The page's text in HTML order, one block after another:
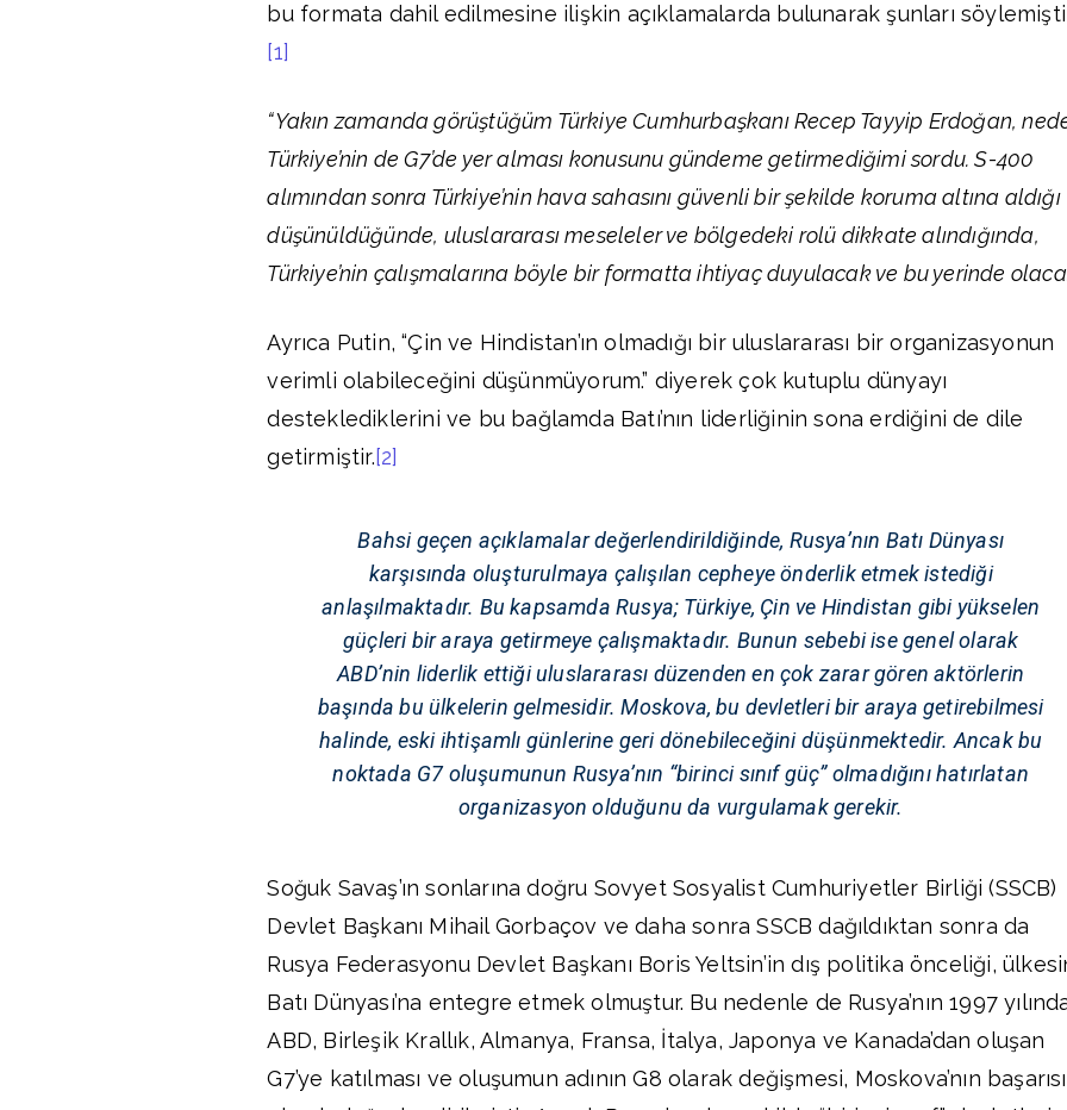
bu formata dahil edilmesine ilişkin açıklamalarda bulunarak şunları
[1]
“Yakın zamanda görüştüğüm Türkiye Cumhurbaşkanı Recep Tayyip Erdoğan,
Türkiye’nin de G7’de yer alması konusunu gündeme getirmediğimi sordu. S-400
alımından sonra Türkiye’nin hava sahasını güvenli bir şekilde koruma altına aldığı
düşünüldüğünde, uluslararası meseleler ve bölgedeki rolü dikkate alındığında,
Türkiye’nin çalışmalarına böyle bir formatta ihtiyaç duyulacak ve bu yerinde
Ayrıca Putin, “Çin ve Hindistan’ın olmadığı bir uluslararası bir organizasyonun
verimli olabileceğini düşünmüyorum.” diyerek çok kutuplu dünyayı
desteklediklerini ve bu bağlamda Batı’nın liderliğinin sona erdiğini de dile
getirmiştir.[2]
Bahsi geçen açıklamalar değerlendirildiğinde, Rusya’nın Batı Dünyası
karşısında oluşturulmaya çalışılan cepheye önderlik etmek istediği
anlaşılmaktadır. Bu kapsamda Rusya; Türkiye, Çin ve Hindistan gibi yükselen
güçleri bir araya getirmeye çalışmaktadır. Bunun sebebi ise genel olarak
ABD’nin liderlik ettiği uluslararası düzenden en çok zarar gören aktörlerin
başında bu ülkelerin gelmesidir. Moskova, bu devletleri bir araya getirebilmesi
halinde, eski ihtişamlı günlerine geri dönebileceğini düşünmektedir. Ancak bu
noktada G7 oluşumunun Rusya’nın “birinci sınıf güç” olmadığını hatırlatan
organizasyon olduğunu da vurgulamak gerekir.
Soğuk Savaş’ın sonlarına doğru Sovyet Sosyalist Cumhuriyetler Birliği (SSCB)
Devlet Başkanı Mihail Gorbaçov ve daha sonra SSCB dağıldıktan sonra da
Rusya Federasyonu Devlet Başkanı Boris Yeltsin’in dış politika önceliği,
Batı Dünyası’na entegre etmek olmuştur. Bu nedenle de Rusya’nın 1997
ABD, Birleşik Krallık, Almanya, Fransa, İtalya, Japonya ve Kanada’dan oluşan
G7’ye katılması ve oluşumun adının G8 olarak değişmesi, Moskova’nın başarısı